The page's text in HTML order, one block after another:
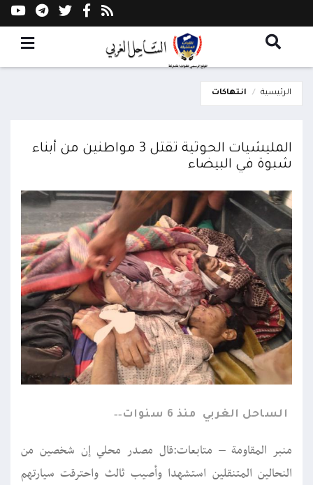
الرئيسية انتهاكات
المليشيات الحوثية تقتل 3 مواطنين من أبناء
شبوة في البيضاء
الساحل الغربي منذ 6 سنوات
منبر المقاومة – متابعات:قال مصدر محلي إن شخصين من
النحالين المتنقلين استشهدا وأصيب ثالث واحترقت سيارتهم